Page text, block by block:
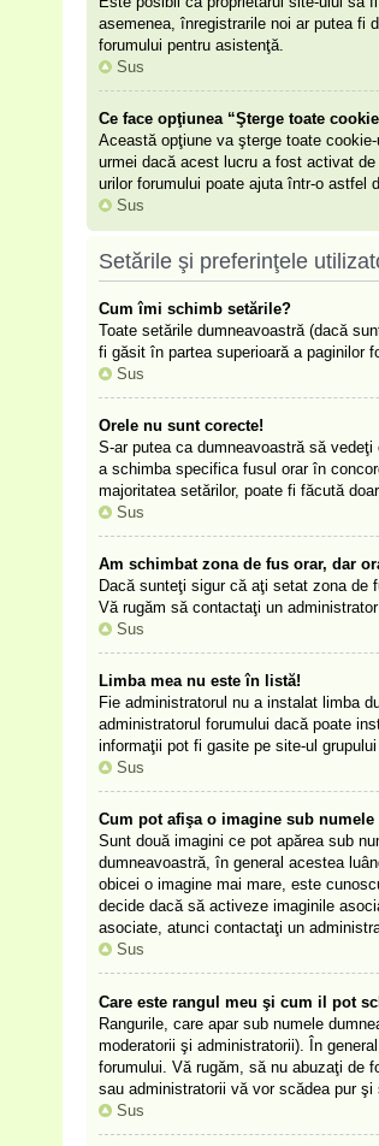
asemenea, înregistrarile noi ar putea fi
forumului pentru asistenţă.
Sus
Ce face opţiunea “Şterge toate
Această opţiune va şterge toate
urmei dacă acest lucru a fost activat
urilor forumului poate ajuta într-o astfel
Sus
Setările şi preferinţele
Cum îmi schimb setările?
Toate setările dumneavoastră (dacă
fi găsit în partea superioară a paginilor
Sus
Orele nu sunt corecte!
S-ar putea ca dumneavoastră să
a schimba specifica fusul orar în
majoritatea setărilor, poate fi făcută
Sus
Am schimbat zona de fus orar, dar
Dacă sunteţi sigur că aţi setat zona de
Vă rugăm să contactaţi un
Sus
Limba mea nu este în listă!
Fie administratorul nu a instalat limba
administratorul forumului dacă poate
informaţii pot fi gasite pe site-ul
Sus
Cum pot afişa o imagine sub
Sunt două imagini ce pot apărea sub
dumneavoastră, în general acestea
obicei o imagine mai mare, este
decide dacă să activeze imaginile
asociate, atunci contactaţi un
Sus
Care este rangul meu şi cum il pot
Rangurile, care apar sub numele
moderatorii şi administratorii). În
forumului. Vă rugăm, să nu abuzaţi de
sau administratorii vă vor scădea pur şi
Sus